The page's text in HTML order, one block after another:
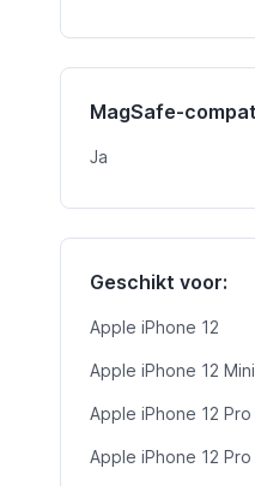
MagSafe-
Ja
Geschikt voor:
Apple iPhone 12
Apple iPhone 12 Mini
Apple iPhone 12 Pro
Apple iPhone 12 Pro